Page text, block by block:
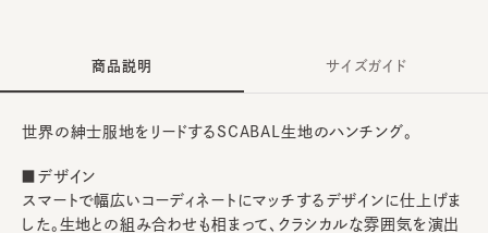
商品説明
世界の紳士服地をリードするSCABAL生地のハンチング。
■デザイン
スマートで幅広いコーディネートにマッチするデザインに仕上げま
した。生地との組み合わせも相まって、クラシカルな雰囲気を演出
サイズガイド